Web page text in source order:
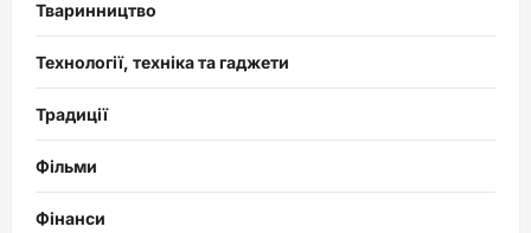
Тваринництво
Технології, техніка та гаджети
Традиції
Фільми
Фінанси